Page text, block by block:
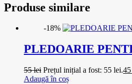
Produse similare
-18%
PLEDOARIE
55lei Prețul inițial a fost: 55 lei.45
Adaugă în coș